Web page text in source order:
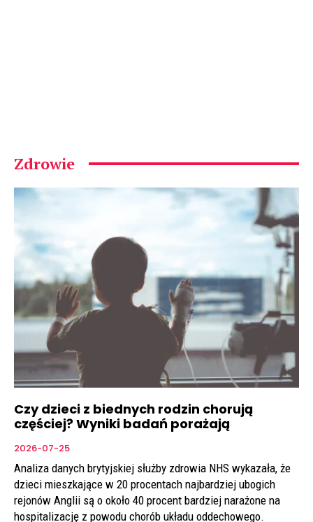
Zdrowie
Czy dzieci z biednych rodzin chorują
częściej? Wyniki badań porażają
2026-07-25
Analiza danych brytyjskiej służby zdrowia NHS wykazała, że
dzieci mieszkające w 20 procentach najbardziej ubogich
rejonów Anglii są o około 40 procent bardziej narażone na
hospitalizację z powodu chorób układu oddechowego.